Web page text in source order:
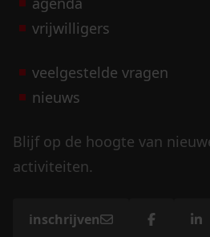
vrijwilligers
veelgestelde vragen
nieuws
Blijf op de hoogte van
activiteiten.
inschrijven